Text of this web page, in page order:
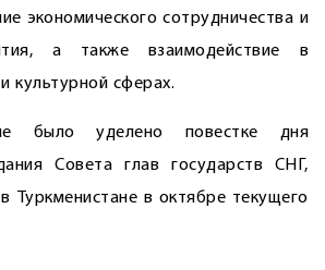
экономического сотрудничества и
а также взаимодействие в
культурной сферах.
было уделено повестке дня
Совета глав государств СНГ,
Туркменистане в октябре текущего